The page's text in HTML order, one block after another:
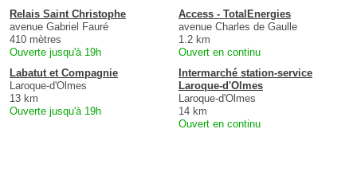
Relais Saint Christophe
avenue Gabriel Fauré
410 mètres
Ouverte jusqu'à 19h
Access - TotalEnergies
avenue Charles de Gaulle
1.2 km
Ouvert en continu
Labatut et Compagnie
Laroque-d'Olmes
13 km
Ouverte jusqu'à 19h
Intermarché station-service
Laroque-d'Olmes
Laroque-d'Olmes
14 km
Ouvert en continu